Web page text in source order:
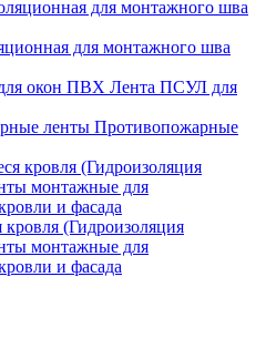
для монтажного шва
Лента ПСУЛ для
Противопожарные
(Гидроизоляция
монтажные для
и фасада